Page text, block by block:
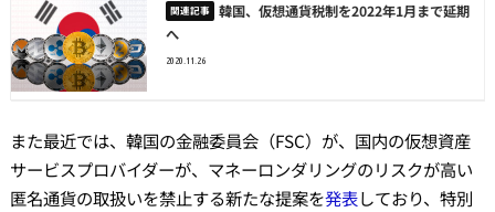
韓国、仮想通貨税制を2022年1月まで延期
へ
2020.11.26
また最近では、韓国の金融委員会（FSC）が、国内の仮想資産
サービスプロバイダーが、マネーロンダリングのリスクが高い
匿名通貨の取扱いを禁止する新たな提案を発表しており、特別